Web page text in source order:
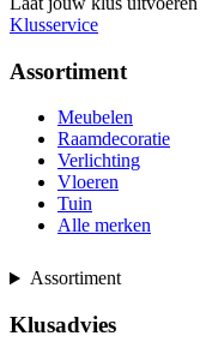
Klusservice
Assortiment
Meubelen
Raamdecoratie
Verlichting
Vloeren
Tuin
Alle merken
Assortiment
Klusadvies